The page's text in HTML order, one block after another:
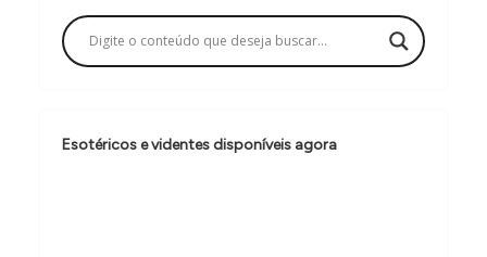
a
ç
o
d
Esotéricos e videntes disponíveis agora